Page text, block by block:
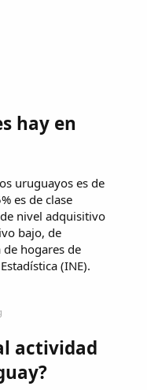
hay en
uruguayos es de
es de clase
nivel adquisitivo
bajo, de
de hogares de
(INE).
actividad